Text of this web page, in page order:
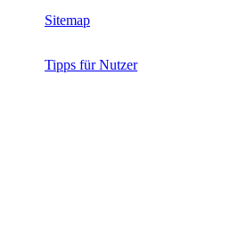
Sitemap
Tipps für Nutzer